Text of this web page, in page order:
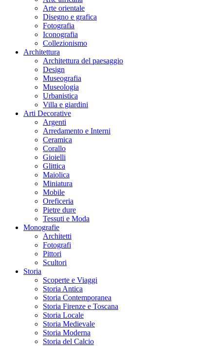
Arte orientale
Disegno e grafica
Fotografia
Iconografia
Collezionismo
Architettura
Architettura del paesaggio
Design
Museografia
Museologia
Urbanistica
Villa e giardini
Arti Decorative
Argenti
Arredamento e Interni
Ceramica
Corallo
Gioielli
Glittica
Maiolica
Miniatura
Mobile
Oreficeria
Pietre dure
Tessuti e Moda
Monografie
Architetti
Fotografi
Pittori
Scultori
Storia
Scoperte e Viaggi
Storia Antica
Storia Contemporanea
Storia Firenze e Toscana
Storia Locale
Storia Medievale
Storia Moderna
Storia del Calcio